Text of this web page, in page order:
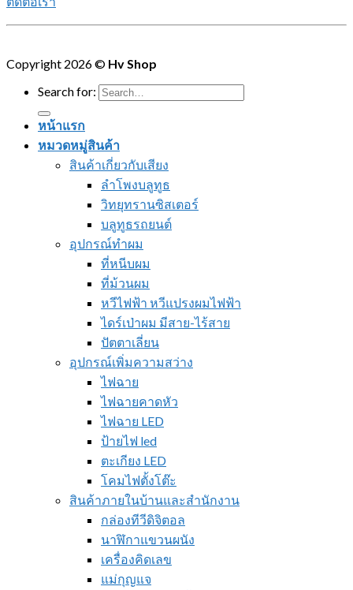
Copyright 2026 © Hv Shop
Search for:
หน้าแรก
หมวดหมู่สินค้า
สินค้าเกี่ยวกับเสียง
ลำโพงบลูทูธ
วิทยุทรานซิสเตอร์
บลูทูธรถยนต์
อุปกรณ์ทำผม
ที่หนีบผม
ที่ม้วนผม
หวีไฟฟ้า หวีแปรงผมไฟฟ้า
ไดร์เป่าผม มีสาย-ไร้สาย
ปัตตาเลี่ยน
อุปกรณ์เพิ่มความสว่าง
ไฟฉาย
ไฟฉายคาดหัว
ไฟฉาย LED
ป้ายไฟ led
ตะเกียง LED
โคมไฟตั้งโต๊ะ
สินค้าภายในบ้านและสำนักงาน
กล่องทีวีดิจิตอล
นาฬิกาแขวนผนัง
เครื่องคิดเลข
แม่กุญแจ